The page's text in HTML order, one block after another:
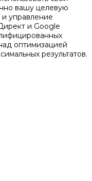
вашу целевую
управление
и Google
оптимизацией
результатов.